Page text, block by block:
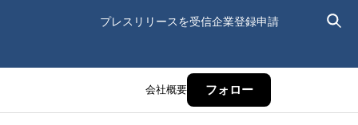
プレスリリースを受信企業登録申請
会社概要 フォロー